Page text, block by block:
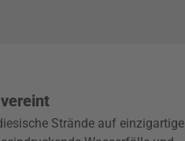
Strände auf einzigartige